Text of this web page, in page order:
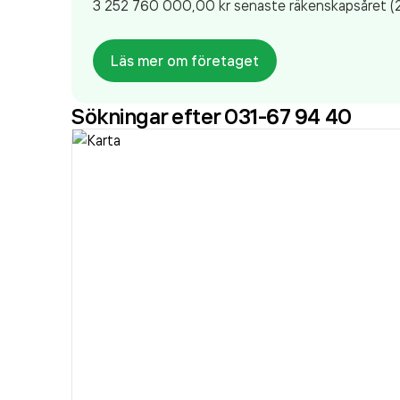
3 252 760 000,00 krsenaste räkenskapsåret
Läs mer om företaget
Sökningar efter 031-67 94 40